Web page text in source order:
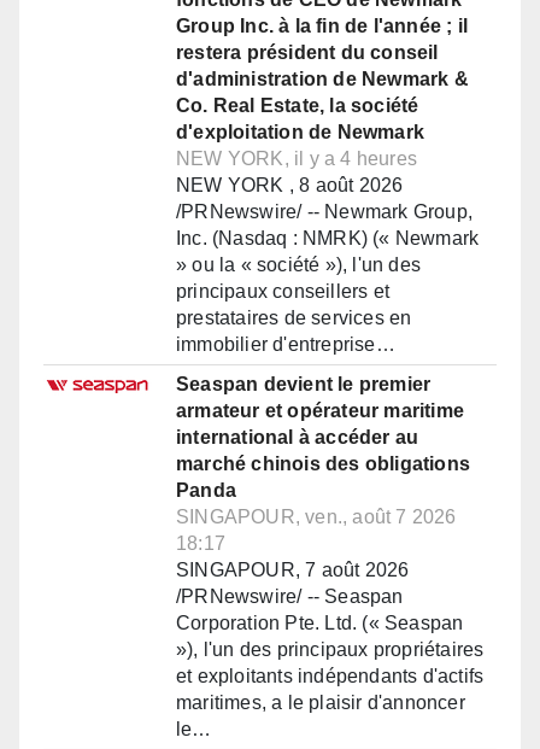
Group Inc. à la fin de l'année ; il
restera président du conseil
d'administration de Newmark &
Co. Real Estate, la société
d'exploitation de Newmark
NEW YORK, il y a 4 heures
NEW YORK , 8 août 2026
/PRNewswire/ -- Newmark Group,
Inc. (Nasdaq : NMRK) (« Newmark
» ou la « société »), l'un des
principaux conseillers et
prestataires de services en
immobilier d'entreprise…
Seaspan devient le premier
armateur et opérateur maritime
international à accéder au
marché chinois des obligations
Panda
SINGAPOUR, ven., août 7 2026
18:17
SINGAPOUR, 7 août 2026
/PRNewswire/ -- Seaspan
Corporation Pte. Ltd. (« Seaspan
»), l'un des principaux propriétaires
et exploitants indépendants d'actifs
maritimes, a le plaisir d'annoncer
le…